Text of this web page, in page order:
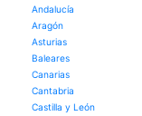
Andalucía
Aragón
Asturias
Baleares
Canarias
Cantabria
Castilla y León